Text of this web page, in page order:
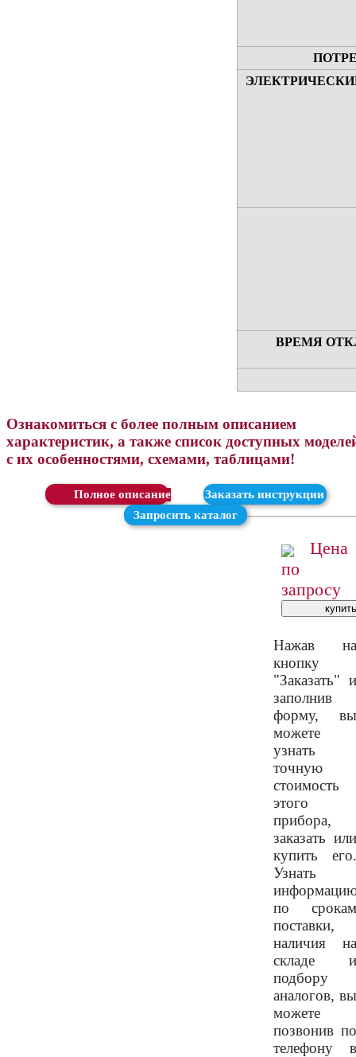
ВРЕМЯ
Ознакомиться с более полным описанием
характеристик, а также список доступных
с их особенностями, схемами, таблицами!
Скачать
Заказать инструкции
Запросить каталог
Цена
по
запросу
Нажав на
кнопку
"Заказать" и
заполнив
форму, вы
можете
узнать
точную
стоимость
этого
прибора,
заказать или
купить его.
Узнать
по срокам
поставки,
наличия на
складе и
подбору
аналогов, вы
можете
позвонив по
телефону в